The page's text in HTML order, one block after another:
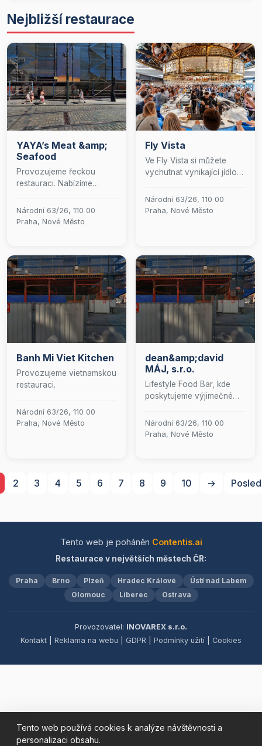
Tento web používá cookies k analýze návštěvnosti a
personalizaci obsahu.
Nejbližší restaurace
YAYA’s Meat &amp;
Seafood
Provozujeme řeckou
restauraci. Nabízíme
perfektně ochucené
tradičním kořením a plody
Národní 63/26, 110 00
Praha, Nové Město
Fly Vista
Ve Fly Vista si můžete
vychutnat vynikající jídlo
Nabízíme celodenní
snídaně, obědy i večeře.
nabídku pokrmů
připravených s důrazem
na kvalitu a čerstvost.
Národní 63/26, 110 00
Praha, Nové Město
Banh Mi Viet Kitchen
Provozujeme vietnamskou
restauraci.
Národní 63/26, 110 00
Praha, Nové Město
dean&amp;david
MÁJ, s.r.o.
Lifestyle Food Bar, kde
poskytujeme výjimečné
jídlu, vynikající kávě a
nadčasové atmosféře.
hodnotami. S vášní a
nadšením vytváříme místo,
Národní 63/26, 110 00
Praha, Nové Město
2 3 4 5 6 7 8 9 10 →
Tento web je poháněn Contentis.ai
Restaurace v největších městech ČR:
Praha Brno Plzeň Hradec Králové
Ústí nad Labem
Olomouc
Liberec Ostrava
Provozovatel: INOVAREX s.r.o.
Kontakt
Reklama na webu GDPR Podmínky užití Cookies